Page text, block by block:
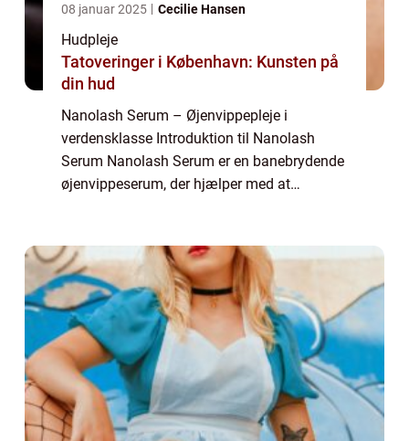
08 januar 2025 Cecilie Hansen
Hudpleje
Tatoveringer i København: Kunsten på
din hud
Nanolash Serum – Øjenvippepleje i
verdensklasse Introduktion til Nanolash
Serum Nanolash Serum er en banebrydende
øjenvippeserum, der hjælper med at
produkt er blevet...